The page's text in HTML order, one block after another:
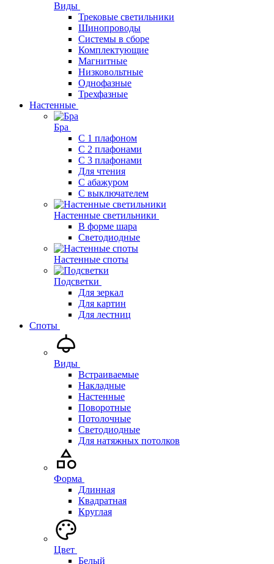
Виды
Трековые светильники
Шинопроводы
Системы в сборе
Комплектующие
Магнитные
Низковольтные
Однофазные
Трехфазные
Настенные
Бра
С 1 плафоном
С 2 плафонами
С 3 плафонами
Для чтения
С абажуром
С выключателем
Настенные светильники
В форме шара
Светодиодные
Настенные споты
Подсветки
Для зеркал
Для картин
Для лестниц
Споты
Виды
Встраиваемые
Накладные
Настенные
Поворотные
Потолочные
Светодиодные
Для натяжных потолков
Форма
Длинная
Квадратная
Круглая
Цвет
Белый